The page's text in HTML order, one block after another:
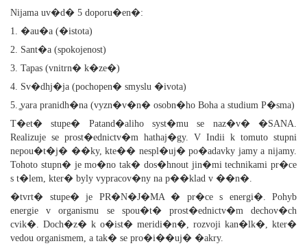
Nijama uv�d� 5 doporu�en�:
1. �au�a (�istota)
2. Sant�a (spokojenost)
3. Tapas (vnitrn� k�ze�)
4. Sv�dhj�ja (pochopen� smyslu �ivota)
5. ͚vara pranidh�na (vyzn�v�n� osobn�ho Boha a studium P�sma)
T�et� stupe� Patand�aliho syst�mu se naz�v� �SANA.
Realizuje se prost�ednictv�m hathaj�gy. V Indii k tomuto stupni
nepou�t�j� ��ky, kte�� nespl�uj� po�adavky jamy a nijamy.
Tohoto stupn� je mo�no tak� dos�hnout jin�mi technikami pr�ce
s t�lem, kter� byly vypracov�ny na p��klad v ��n�.
�tvrt� stupe� je PR�N�J�MA � pr�ce s energi�. Pohyb
energie v organismu se spou�t� prost�ednictv�m dechov�ch
cvik�. Doch�z� k o�ist� meridi�n�, rozvoji kan�lk�, kter�
vedou organismem, a tak� se pro�i��uj� �akry.